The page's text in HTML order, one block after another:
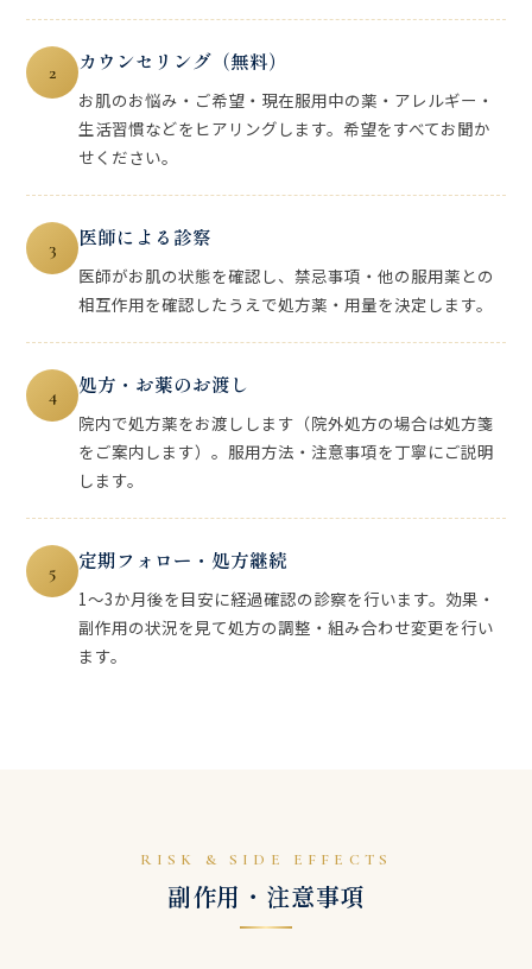
2 カウンセリング（無料）
お肌のお悩み・ご希望・現在服用中の薬・アレルギー・
生活習慣などをヒアリングします。希望をすべてお聞か
せください。
3 医師による診察
医師がお肌の状態を確認し、禁忌事項・他の服用薬との
相互作用を確認したうえで処方薬・用量を決定します。
4 処方・お薬のお渡し
院内で処方薬をお渡しします（院外処方の場合は処方箋
をご案内します）。服用方法・注意事項を丁寧にご説明
します。
5 定期フォロー・処方継続
1〜3か月後を目安に経過確認の診察を行います。効果・
副作用の状況を見て処方の調整・組み合わせ変更を行い
ます。
RISK & SIDE EFFECTS
副作用・注意事項